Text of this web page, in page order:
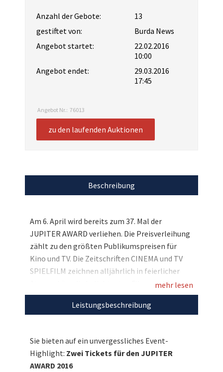
Anzahl der Gebote:
13
gestiftet von:
Burda News
Angebot startet:
22.02.2016
10:00
Angebot endet:
29.03.2016
17:45
Angebot Nr.: 76013
zu den laufenden Auktionen
Beschreibung
Am 6. April wird bereits zum 37. Mal der
JUPITER AWARD verliehen. Die Preisverleihung
zählt zu den größten Publikumspreisen für
Kino und TV. Die Zeitschriften CINEMA und TV
SPIELFILM zeichnen alljährlich in feierlicher
Atmosphäre die beliebtesten Filme und Stars
des deutschen Kinos sowie TV-Lieblinge aus.
Wie auch in den vergangenen Jahren treffen
diesem Jahr können Sie und Ihre Begleitung
zum Gästekreis gehören und das Event hautnah
mehr lesen
Leistungsbeschreibung
Sie bieten auf ein unvergessliches Event-
Highlight: Zwei Tickets für den JUPITER
AWARD 2016